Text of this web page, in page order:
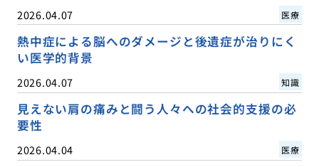
2026.04.07 医療
熱中症による脳へのダメージと後遺症が治りにく
い医学的背景
2026.04.07 知識
見えない肩の痛みと闘う人々への社会的支援の必
要性
2026.04.04 医療